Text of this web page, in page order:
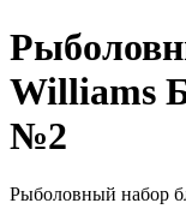
Williams
№2
Рыболовный набор